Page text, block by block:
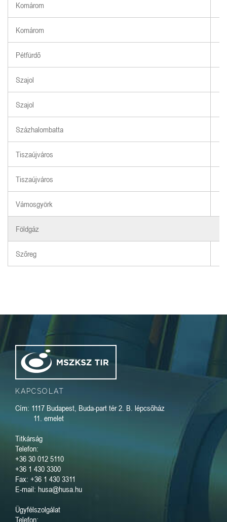
Komárom
Komárom
Pétfürdő
Szajol
Szajol
Százhalombatta
Tiszaújváros
Tiszaújváros
Vámosgyörk
Földgáz
Szőreg
KAPCSOLAT
Cím: 1117 Budapest, Buda-part tér 2. B. lépcsőház
11. emelet
Titkárság
Telefon:
+36 30 012 5110
+36 1 430 3300
Fax: +36 1 430 3311
E-mail: husa@husa.hu
Ügyfélszolgálat
Telefon: